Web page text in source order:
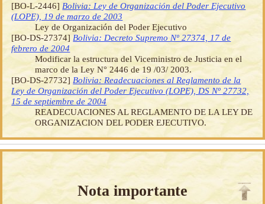
[BO-L-2446] Bolivia: Ley de Organización del Poder Ejecutivo
(LOPE), 19 de marzo de 2003
Ley de Organización del Poder Ejecutivo
[BO-DS-27374] Bolivia: Decreto Supremo Nº 27374, 17 de
febrero de 2004
Modificar la estructura del Viceministro de Justicia en el
marco de la Ley N° 2446 de 19 /03/ 2003.
[BO-DS-27732] Bolivia: Readecuaciones al Reglamento de la
Ley de Organización del Poder Ejecutivo (LOPE), DS Nº 27732,
15 de septiembre de 2004
READECUACIONES AL REGLAMENTO DE LA LEY DE
ORGANIZACION DEL PODER EJECUTIVO.
Nota importante